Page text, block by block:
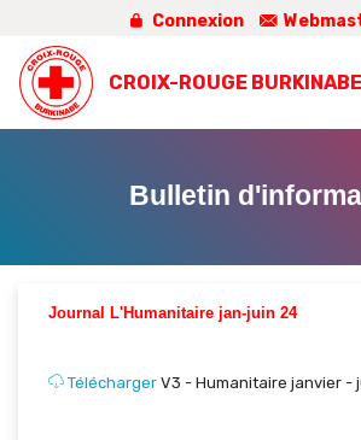
Connexion
CROIX-ROUGE BURKINABE
Bulletin
Journal L'Humanitaire jan-juin 24
Télécharger V3 - Humanitaire janvier -